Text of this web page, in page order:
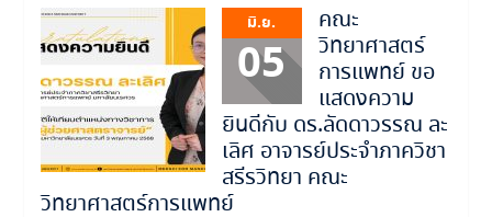
มิ.ย.
05
คณะ
วิทยาศาสตร์
การแพทย์ ขอ
แสดงความ
ยินดีกับ ดร.ลัดดาวรรณ ละ
เลิศ อาจารย์ประจำภาควิชา
สรีรวิทยา คณะ
วิทยาศาสตร์การแพทย์